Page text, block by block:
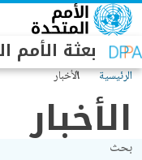
تجاوز إلى المحتوى الرئيسي
بعثة الأمم
الرئيسية الأخبار
الأخبار
بحث